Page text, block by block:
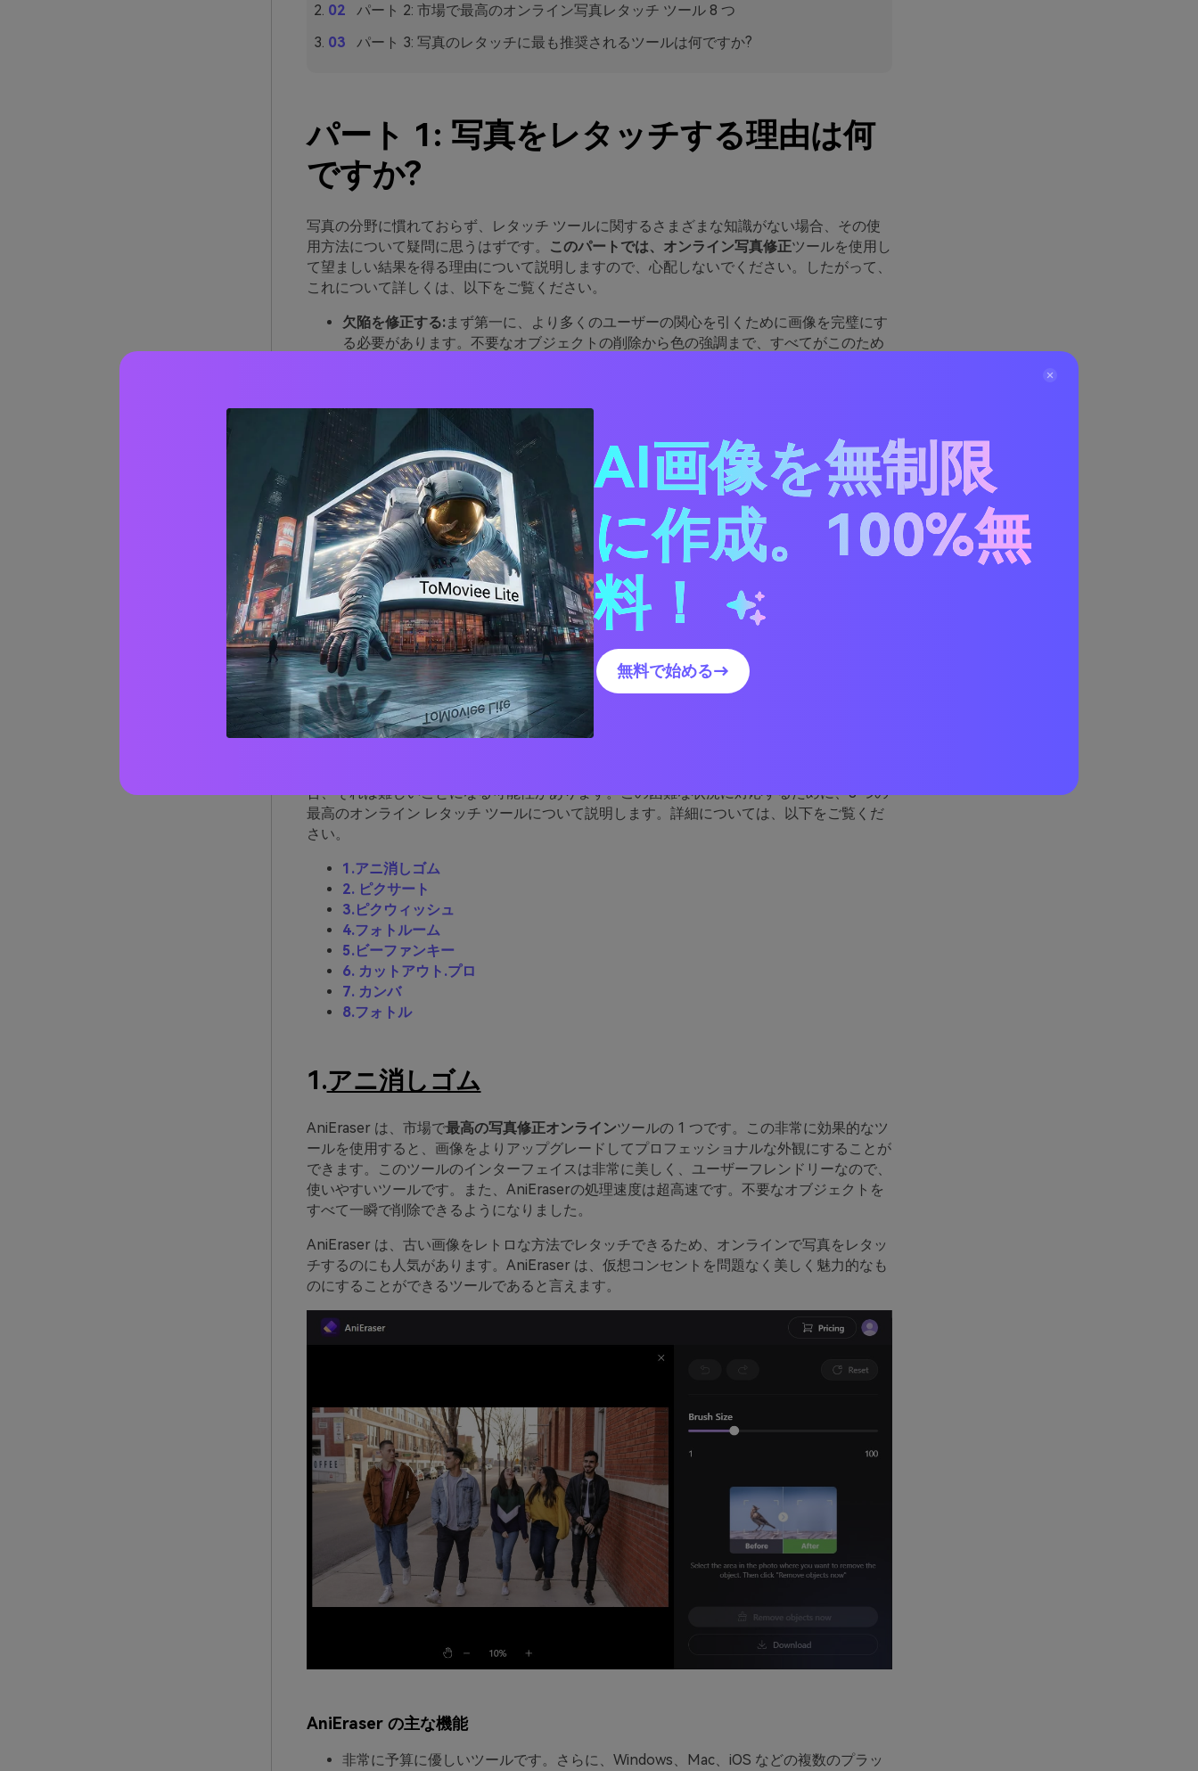
パート 2: 市場で最高のオンライン写真レタッチ ツール 8 つ
パート 3: 写真のレタッチに最も推奨されるツールは何ですか?
パート 1: 写真をレタッチする理由は何
ですか?
写真の分野に慣れておらず、レタッチ ツールに関するさまざまな知識がない場合、その使
用方法について疑問に思うはずです。
このパートでは、オンライン写真修正ツールを使用し
て望ましい結果を得る理由について説明しますので、心配しないでください。したがって、
これについて詳しくは、以下をご覧ください。
欠陥を修正する:まず第一に、より多くのユーザーの関心を引くために画像を完璧にす
る必要があります。不要なオブジェクトの削除から色の強調まで、すべてがこのため
審美的な改善:ユーザーは審美的なコンテンツに惹かれます。このため、生の画像に美
しさを導入できるツールを使用する必要があります。解像度を高めたり、色を補正し
たりして、写真をより美しくすることもできます。
個人的な好み: ユーザーの中には、露出の高い写真を投稿するのが好きな人もいます。
一方で、露出が少ないのが好きな人もいます。写真編集ツールを使用すると、露出や
明るさなど、写真のあらゆる要素を個人の好みに応じてカスタマイズできます。
ビジネス目的:個人的な好みについては妥協できますが、ビジネス写真については妥協
できません。なぜ？これらの写真は、ソーシャル メディア プラットフォームからより
多くの顧客を引き付ける上で重要な役割を果たします。したがって、完璧なレタッチ
が不可欠です。
パート 2: 市場で最高のオンライン写真
レタッチ ツール 8 つ
合、それは難しいことになる可能性があります。この困難な状況に対応するために、8 つの
最高のオンライン レタッチ ツールについて説明します。詳細については、以下をご覧くだ
さい。
1.アニ消しゴム
2. ピクサート
3.ピクウィッシュ
4.フォトルーム
5.ビーファンキー
6. カットアウト.プロ
7. カンバ
8.フォトル
1.アニ消しゴム
AniEraser は、市場で最高の写真修正オンラインツールの 1 つです。この非常に効果的なツ
ールを使用すると、画像をよりアップグレードしてプロフェッショナルな外観にすることが
できます。このツールのインターフェイスは非常に美しく、ユーザーフレンドリーなので、
使いやすいツールです。また、AniEraserの処理速度は超高速です。不要なオブジェクトを
すべて一瞬で削除できるようになりました。
AniEraser は、古い画像をレトロな方法でレタッチできるため、オンラインで写真をレタッ
チするのにも人気があります。AniEraser は、仮想コンセントを問題なく美しく魅力的なも
のにすることができるツールであると言えます。
AniEraser の主な機能
非常に予算に優しいツールです。さらに、Windows、Mac、iOS などの複数のプラッ
AI画像を無制限
に作成。100%無
料！
無料で始める→